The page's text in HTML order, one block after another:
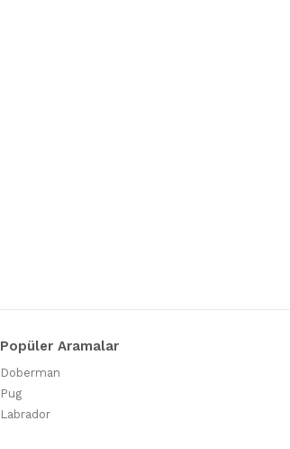
Popüler Aramalar
Doberman
Pug
Labrador